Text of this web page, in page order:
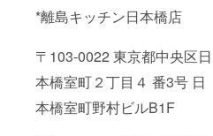
*離島キッチン日本橋店
〒103-0022 東京都中央区日
本橋室町２丁目４ 番3号 日
本橋室町野村ビルB1F